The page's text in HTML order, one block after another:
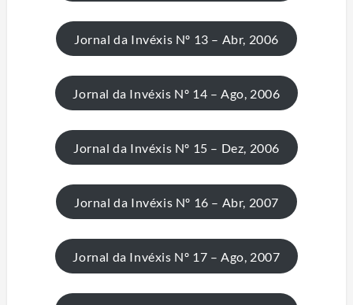
Jornal da Invéxis Nº 13 – Abr, 2006
Jornal da Invéxis Nº 14 – Ago, 2006
Jornal da Invéxis Nº 15 – Dez, 2006
Jornal da Invéxis Nº 16 – Abr, 2007
Jornal da Invéxis Nº 17 – Ago, 2007